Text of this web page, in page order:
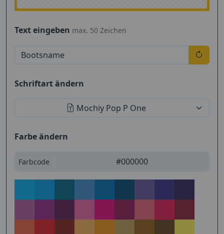
Text eingeben max. 50 Zeichen
Schriftart ändern
Mochiy Pop P One
Farbe ändern
Farbcode #000000